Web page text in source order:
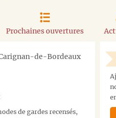
Prochaines ouvertures
de-Bordeaux
de gardes recensés,